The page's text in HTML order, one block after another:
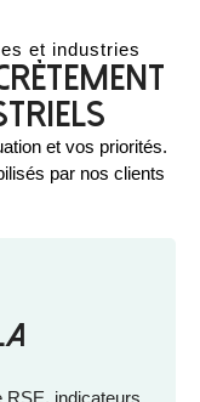
et industries
et vos priorités.
par nos clients
RSE, indicateurs